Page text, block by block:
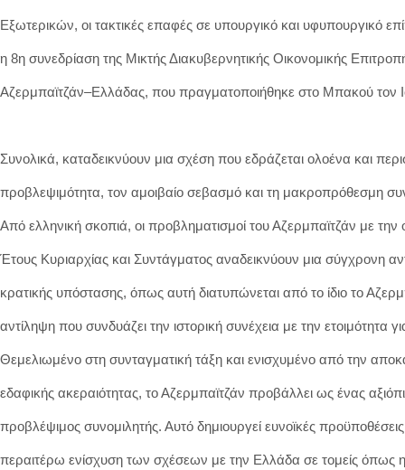
Εξωτερικών, οι τακτικές επαφές σε υπουργικό και υφυπουργικό
η 8η συνεδρίαση της Μικτής Διακυβερνητικής Οικονομικής
Αζερμπαϊτζάν–Ελλάδας, που πραγματοποιήθηκε στο Μπακού τον
Συνολικά, καταδεικνύουν μια σχέση που εδράζεται ολοένα και
προβλεψιμότητα, τον αμοιβαίο σεβασμό και τη μακροπρόθεσμη
Από ελληνική σκοπιά, οι προβληματισμοί του Αζερμπαϊτζάν με
Έτους Κυριαρχίας και Συντάγματος αναδεικνύουν μια σύγχρονη
κρατικής υπόστασης, όπως αυτή διατυπώνεται από το ίδιο το
αντίληψη που συνδυάζει την ιστορική συνέχεια με την ετοιμότητα
Θεμελιωμένο στη συνταγματική τάξη και ενισχυμένο από την
εδαφικής ακεραιότητας, το Αζερμπαϊτζάν προβάλλει ως ένας
προβλέψιμος συνομιλητής. Αυτό δημιουργεί ευνοϊκές
περαιτέρω ενίσχυση των σχέσεων με την Ελλάδα σε τομείς όπως